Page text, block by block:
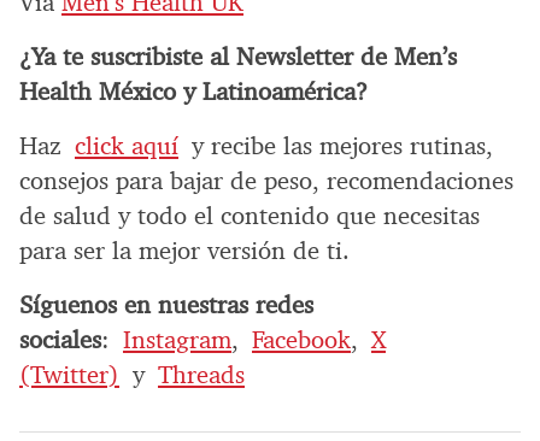
¿Ya te suscribiste al Newsletter de Men’s
Health México y Latinoamérica?
Haz click aquí y recibe las mejores rutinas,
consejos para bajar de peso, recomendaciones
de salud y todo el contenido que necesitas
para ser la mejor versión de ti.
Síguenos en nuestras redes
sociales: Instagram, Facebook,X
(Twitter) y Threads